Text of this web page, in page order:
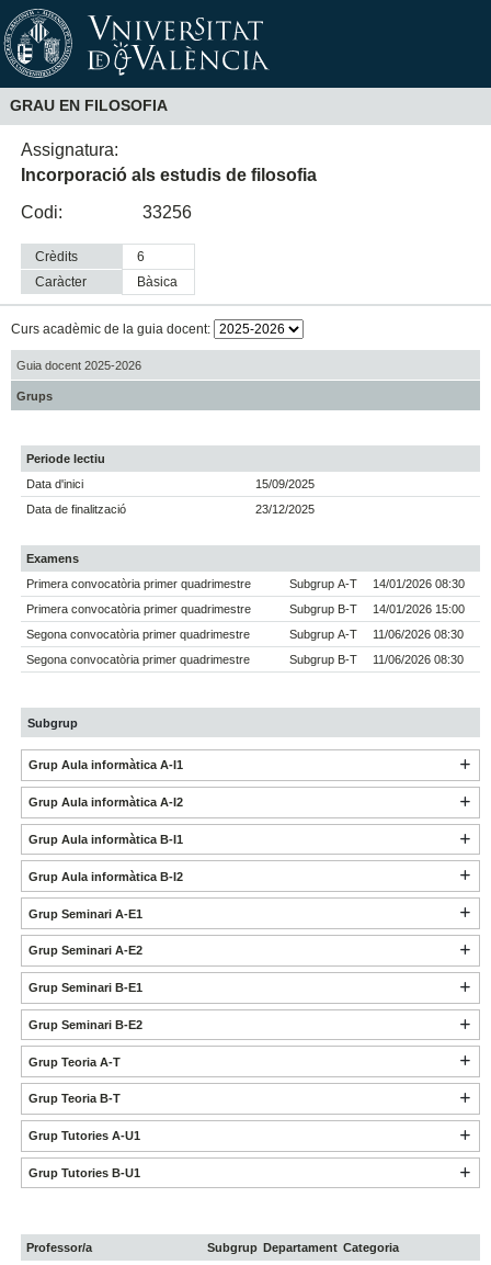
GRAU EN FILOSOFIA
Assignatura:
Incorporació als estudis de filosofia
Codi:
33256
Crèdits
6
Caràcter
bàsica
Curs acadèmic de la guia docent:
Guia docent 2025-2026
Grups
Periode lectiu
Data d'inici
15/09/2025
Data de finalització
23/12/2025
Examens
Primera convocatòria primer quadrimestre
Subgrup A-T
14/01/2026 08:30
Primera convocatòria primer quadrimestre
Subgrup B-T
14/01/2026 15:00
Segona convocatòria primer quadrimestre
Subgrup A-T
11/06/2026 08:30
Segona convocatòria primer quadrimestre
Subgrup B-T 11/06/2026 08:30
Subgrup
Grup Aula informàtica A-I1
Grup Aula informàtica A-I2
Grup Aula informàtica B-I1
Grup Aula informàtica B-I2
Grup Seminari A-E1
Grup Seminari A-E2
Grup Seminari B-E1
Grup Seminari B-E2
Grup Teoria A-T
Grup Teoria B-T
Grup Tutories A-U1
Grup Tutories B-U1
Professor/a Subgrup Departament Categoria